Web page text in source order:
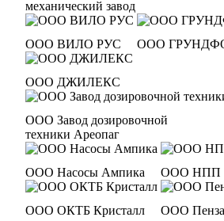
механический завод
ООО ВИЛО РУС ООО
ООО ДЖИЛЕКС
ООО Завод дозировочной
техники Ареопаг
ООО Насосы Ампика ООО НПП
ООО ОКТБ Кристалл ООО